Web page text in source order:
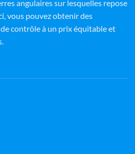
angulaires sur lesquelles repose
vous pouvez obtenir des
contrôle à un prix équitable et